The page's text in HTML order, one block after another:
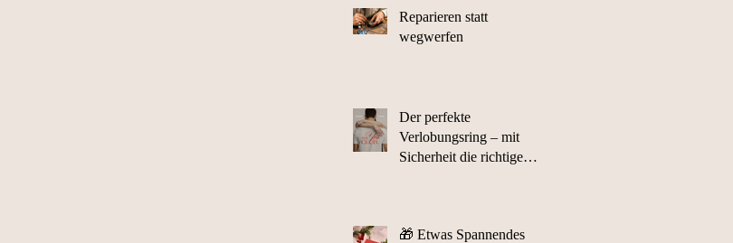
Reparieren statt
wegwerfen
Der perfekte
Verlobungsring – mit
Sicherheit die richtige
🎁 Etwas Spannendes